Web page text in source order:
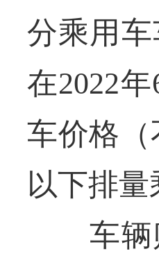
分乘用
在2022
车价格（
以下排
车辆购